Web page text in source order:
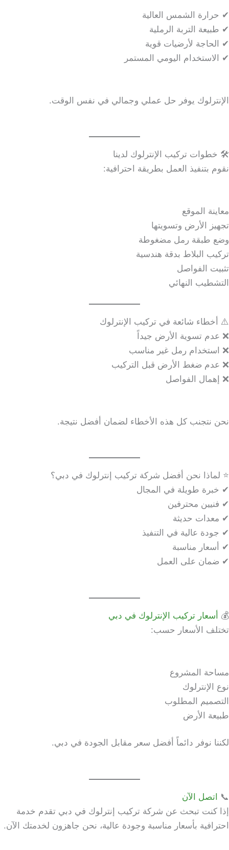
✔ حرارة الشمس العالية
✔ طبيعة التربة الرملية
✔ الحاجة لأرضيات قوية
✔ الاستخدام اليومي المستمر
الإنترلوك يوفر حل عملي وجمالي في نفس الوقت.
🛠️ خطوات تركيب الإنترلوك لدينا
نقوم بتنفيذ العمل بطريقة احترافية:
معاينة الموقع
تجهيز الأرض وتسويتها
وضع طبقة رمل مضغوطة
تركيب البلاط بدقة هندسية
تثبيت الفواصل
التشطيب النهائي
⚠️ أخطاء شائعة في تركيب الإنترلوك
❌ عدم تسوية الأرض جيداً
❌ استخدام رمل غير مناسب
❌ عدم ضغط الأرض قبل التركيب
❌ إهمال الفواصل
نحن نتجنب كل هذه الأخطاء لضمان أفضل نتيجة.
⭐ لماذا نحن أفضل شركة تركيب إنترلوك في دبي؟
✔ خبرة طويلة في المجال
✔ فنيين محترفين
✔ معدات حديثة
✔ جودة عالية في التنفيذ
✔ أسعار مناسبة
✔ ضمان على العمل
💰
أسعار تركيب الإنترلوك في دبي
تختلف الأسعار حسب:
مساحة المشروع
نوع الإنترلوك
التصميم المطلوب
طبيعة الأرض
لكننا نوفر دائماً أفضل سعر مقابل الجودة في دبي.
📞
اتصل الآن
إذا كنت تبحث عن شركة تركيب إنترلوك في دبي تقدم خدمة
احترافية بأسعار مناسبة وجودة عالية، نحن جاهزون لخدمتك الآن.